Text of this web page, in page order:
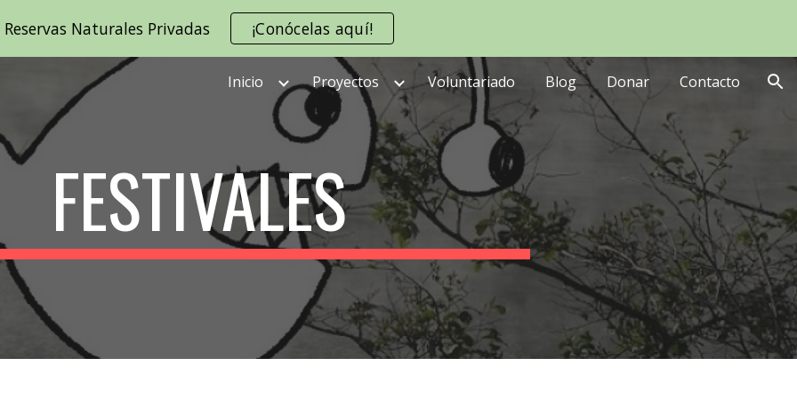
to main content Skip to navigation
Reservas Naturales Privadas ¡Conócelas aquí!
Inicio Proyectos Voluntariado Blog Donar Contacto
FESTIVALES